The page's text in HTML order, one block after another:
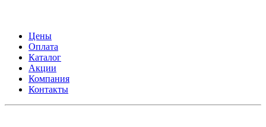
Цены
Оплата
Каталог
Акции
Компания
Контакты